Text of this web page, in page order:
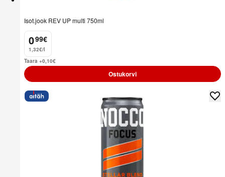
Isot.jook REV UP multi 750ml
0
. 99€
1,32€/l
Taara +0,10€
Ostukorvi